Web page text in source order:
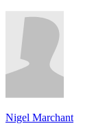
Nigel Marchant